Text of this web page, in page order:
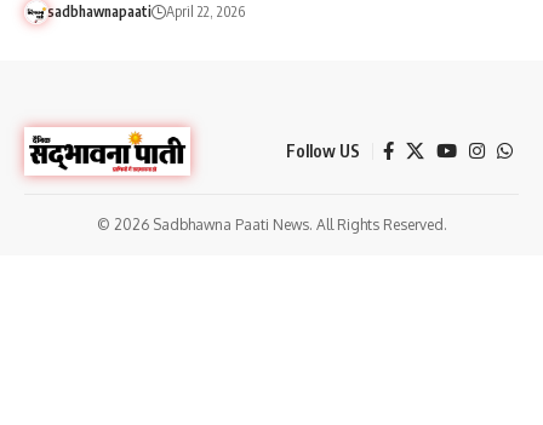
sadbhawnapaati April 22, 2026
Follow US
© 2026 Sadbhawna Paati News. All Rights Reserved.